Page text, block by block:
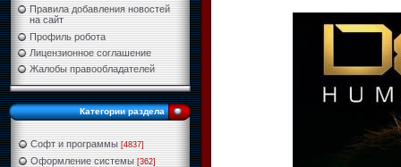
Правила добавления новостей
на сайт
Профиль робота
Лицензионное соглашение
Жалобы правообладателей
Категории раздела
Софт и программы [4837]
Оформление системы [362]